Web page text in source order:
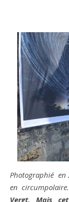
Photographié en
en circumpolaire.
Vergt. Mais